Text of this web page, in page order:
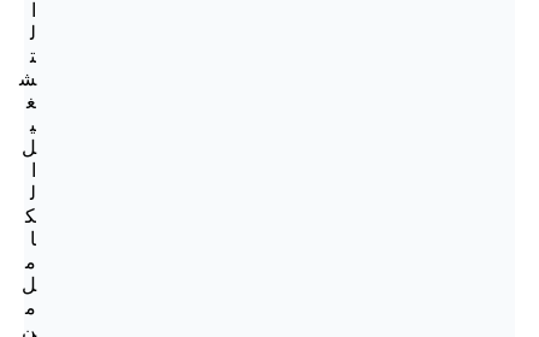
ل
ت
ش
غ
ي
ل
ل
ك
ا
م
ل
م
ن